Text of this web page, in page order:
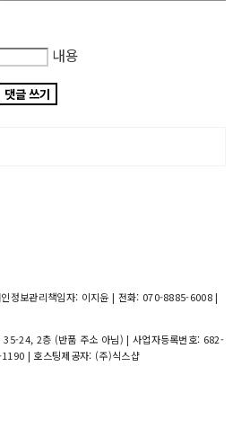
내용
댓글 쓰기
정보관리책임자: 이지윤 | 전화: 070-8885-6008 |
35-24, 2층 (반품 주소 아님) | 사업자등록번호: 682-
| 호스팅제공자: (주)식스샵